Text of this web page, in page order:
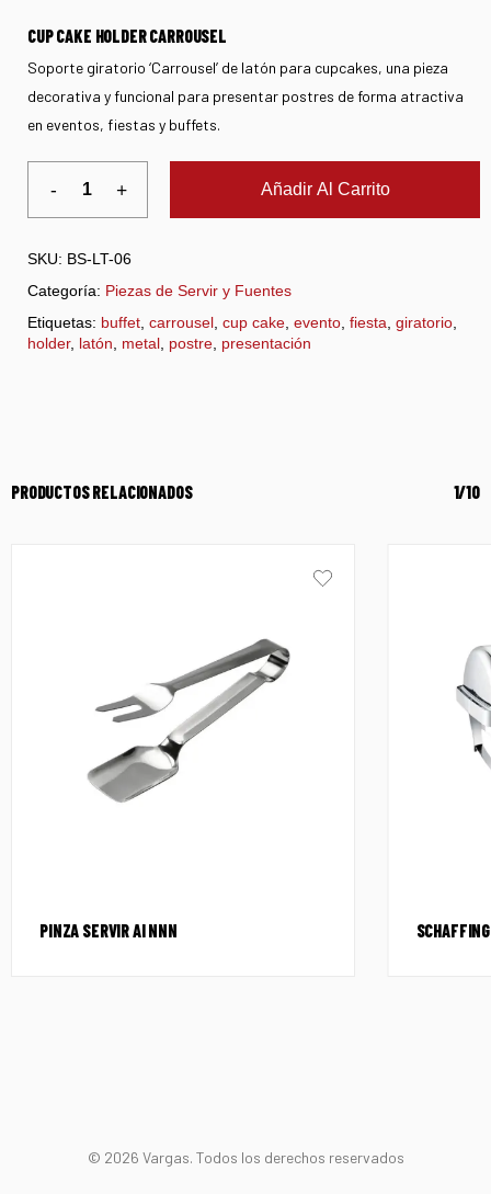
CUP CAKE HOLDER CARROUSEL
Soporte giratorio ‘Carrousel’ de latón para cupcakes, una pieza
decorativa y funcional para presentar postres de forma atractiva
en eventos, fiestas y buffets.
Añadir Al Carrito
SKU: BS-LT-06
Categoría: Piezas de Servir y Fuentes
Etiquetas: buffet carrousel cup cake evento fiesta giratorio
holder, latón metal postre presentación
PRODUCTOS RELACIONADOS 1/10
PINZA SERVIR AI NNN
© 2026 Vargas. Todos los derechos reservados